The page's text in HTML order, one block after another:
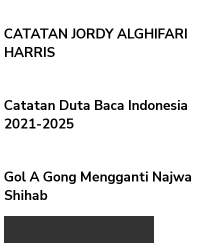
CATATAN JORDY ALGHIFARI
HARRIS
Catatan Duta Baca Indonesia
2021-2025
Gol A Gong Mengganti Najwa
Shihab